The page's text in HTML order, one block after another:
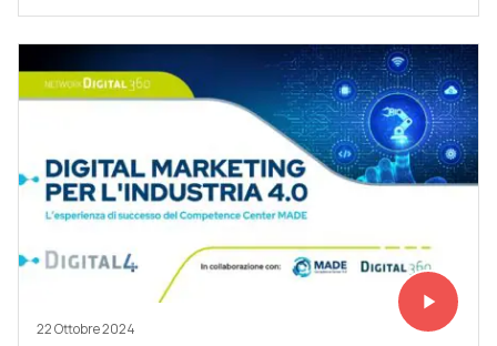
Vedi subito
play_arrow
22 Ottobre 2024